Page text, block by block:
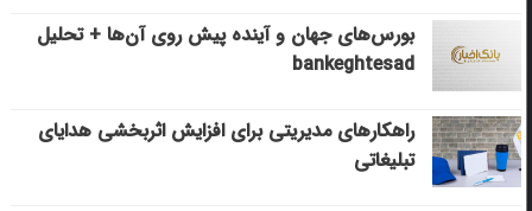
بورس‌های جهان و آینده پیش روی آن‌ها + تحلیل
bankeghtesad
راهکارهای مدیریتی برای افزایش اثربخشی هدایای
تبلیغاتی